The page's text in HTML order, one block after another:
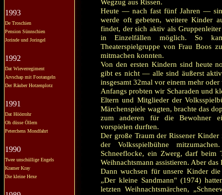
1993
De Troschien
Pension Sünnschien
Jorinde und Joringel
1992
Dat Wieverregiment
Arvschap mit Footangeln
Der Räuber Hotzenplotz
1991
Dat Höörrohr
Oh düsse Öllern
Peterchens Mondfahrt
1990
Twee unschüllige Engels
Kramer Kray
Die kleine Hexe
Wegzug aus Rissen.
Heute — nach fast fünf Jahren —
werde oft gebeten, weitere Kinder
findet, der sich aktiv als
in Einzelfällen möglich. So
Theaterspielgruppe von Frau Boos
mitmachen konnten.
Von den ersten Kindern sind heute
gibt es nicht — alle sind äußerst
insgesamt 32mal vor einem mehr
Anfangs probten wir Scharaden und
Eltern und Mitglieder der
Märchenspiele wagten, brachte das
zum anderen für die Bewohner
vorspielen durften.
Der große Traum der Rissener
der Volksspielbühne
Schneeflocke, ein Zwerg, darf beim
Weihnachtsmann assistieren. Aber
Dann wuchsen für unsere Kinder
„Der kleine Sandmann" (1974)
letzten Weihnachtsmärchen,